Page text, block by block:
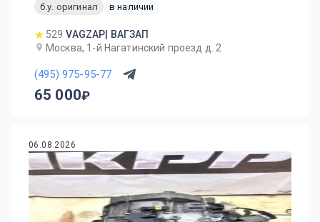
б.у. оригинал
в наличии
529 VAGZAP| ВАГЗАП
Москва, 1-й Нагатинский проезд д. 2
(495) 975-95-77
65 000
06.08.2026